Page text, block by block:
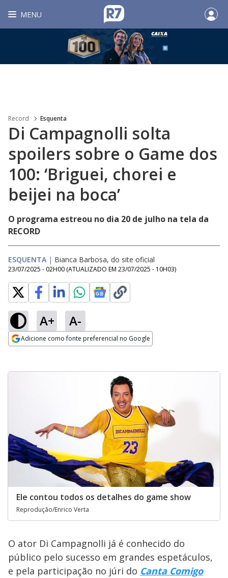
MENU
Record Esquenta
Di Campagnolli solta
spoilers sobre o Game dos
100: ‘Briguei, chorei e
beijei na boca’
O programa estreou no dia 20 de julho na tela da
RECORD
ESQUENTA | Bianca Barbosa, do site oficial
23/07/2025 - 02H00 (ATUALIZADO EM 23/07/2025 - 10H03)
A+ A-
Adicione como fonte preferencial no Google
Ele contou todos os detalhes do game show
Reprodução/Enrico Verta
O ator Di Campagnolli já é conhecido do
público pelo sucesso em grandes espetáculos,
e pela participação no júri do Canta Comigo